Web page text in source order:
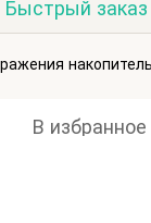
Быстрый заказ
В избранное